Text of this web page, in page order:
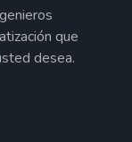
que
desea.